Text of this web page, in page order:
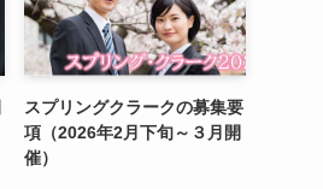
スプリングクラークの募集要
項（2026年2月下旬～３月開
催）